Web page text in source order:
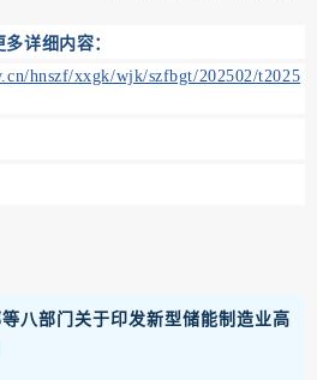
详细内容：
hnszf/xxgk/wjk/szfbgt/202502/t2025
八部门关于印发新型储能制造业高